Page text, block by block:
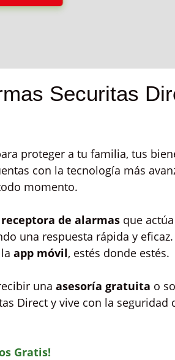
Securitas
proteger a tu familia, tus
con la tecnología más
momento.
de alarmas que
una respuesta rápida y eficaz.
app móvil, estés donde estés.
una asesoría gratuita o
Direct y vive con la seguridad
Gratis!